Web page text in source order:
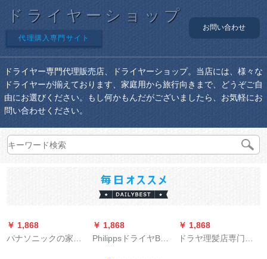
ドライヤーショップ
代理購入専門サイト
お問い合わせ
ドライヤー専門代理販売店、ドライヤーショップ。当店には、様々な
ドライヤーが揃えております、家庭用から旅行向きまで、どうぞご自
由にお選びください。もし何かもんだがございましたら、お気軽にお
問い合わせください。
￥ 1,868
パナソニックの家庭
￥ 1,868
PhilippsドライヤBHC
￥ 1,868
ドラヤ理髪店専门の